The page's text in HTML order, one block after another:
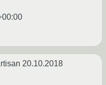
20.10.2018